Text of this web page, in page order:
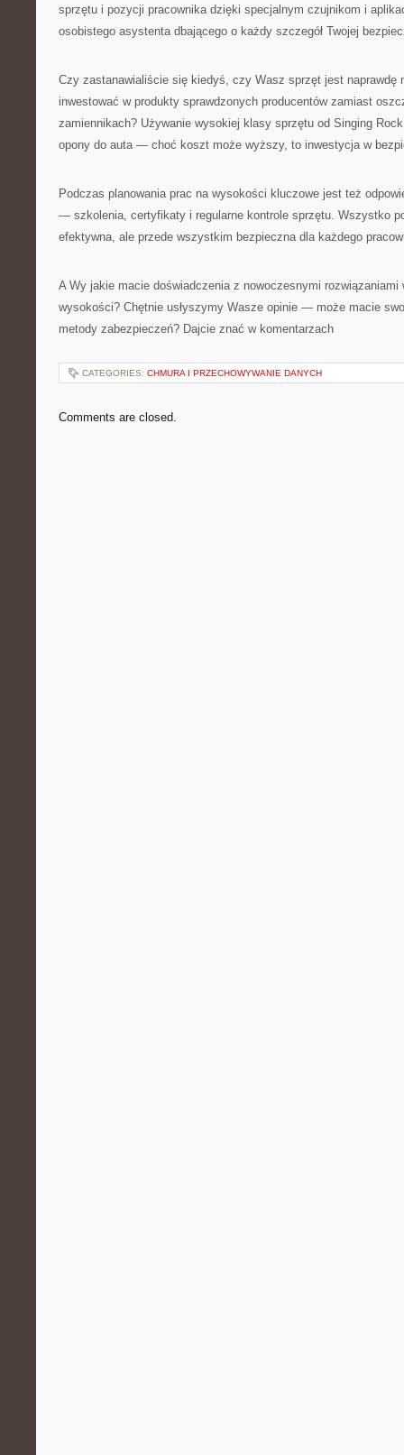
sprzętu i pozycji pracownika dzięki specjalnym czujnikom i
osobistego asystenta dbającego o każdy szczegół Twojej
Czy zastanawialiście się kiedyś, czy Wasz sprzęt jest naprawdę
inwestować w produkty sprawdzonych producentów zamiast
zamiennikach? Używanie wysokiej klasy sprzętu od Singing
opony do auta — choć koszt może wyższy, to inwestycja w
Podczas planowania prac na wysokości kluczowe jest też
— szkolenia, certyfikaty i regularne kontrole sprzętu. Wszystko
efektywna, ale przede wszystkim bezpieczna dla każdego
A Wy jakie macie doświadczenia z nowoczesnymi rozwiązaniami
wysokości? Chętnie usłyszymy Wasze opinie — może macie
metody zabezpieczeń? Dajcie znać w komentarzach
CATEGORIES: CHMURA I PRZECHOWYWANIE DANYCH
Comments are closed.